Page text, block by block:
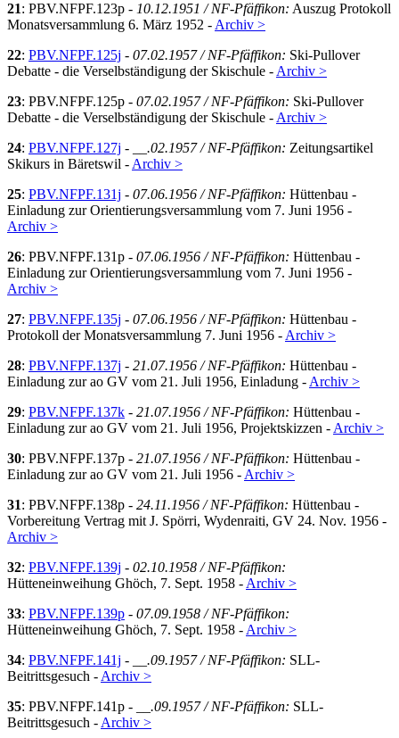
21: PBV.NFPF.123p - 10.12.1951 / NF-Pfäffikon: Auszug Protokoll
Monatsversammlung 6. März 1952 - Archiv >
22: PBV.NFPF.125j - 07.02.1957 / NF-Pfäffikon: Ski-Pullover
Debatte - die Verselbständigung der Skischule - Archiv >
23: PBV.NFPF.125p - 07.02.1957 / NF-Pfäffikon: Ski-Pullover
Debatte - die Verselbständigung der Skischule - Archiv >
24: PBV.NFPF.127j - __.02.1957 / NF-Pfäffikon: Zeitungsartikel
Skikurs in Bäretswil - Archiv >
25: PBV.NFPF.131j - 07.06.1956 / NF-Pfäffikon: Hüttenbau -
Einladung zur Orientierungsversammlung vom 7. Juni 1956 -
Archiv >
26: PBV.NFPF.131p - 07.06.1956 / NF-Pfäffikon: Hüttenbau -
Einladung zur Orientierungsversammlung vom 7. Juni 1956 -
Archiv >
27: PBV.NFPF.135j - 07.06.1956 / NF-Pfäffikon: Hüttenbau -
Protokoll der Monatsversammlung 7. Juni 1956 - Archiv >
28: PBV.NFPF.137j - 21.07.1956 / NF-Pfäffikon: Hüttenbau -
Einladung zur ao GV vom 21. Juli 1956, Einladung - Archiv >
29: PBV.NFPF.137k - 21.07.1956 / NF-Pfäffikon: Hüttenbau -
Einladung zur ao GV vom 21. Juli 1956, Projektskizzen - Archiv >
30: PBV.NFPF.137p - 21.07.1956 / NF-Pfäffikon: Hüttenbau -
Einladung zur ao GV vom 21. Juli 1956 - Archiv >
31: PBV.NFPF.138p - 24.11.1956 / NF-Pfäffikon: Hüttenbau -
Vorbereitung Vertrag mit J. Spörri, Wydenraiti, GV 24. Nov. 1956 -
Archiv >
32: PBV.NFPF.139j - 02.10.1958 / NF-Pfäffikon:
Hütteneinweihung Ghöch, 7. Sept. 1958 - Archiv >
33: PBV.NFPF.139p - 07.09.1958 / NF-Pfäffikon:
Hütteneinweihung Ghöch, 7. Sept. 1958 - Archiv >
34: PBV.NFPF.141j - __.09.1957 / NF-Pfäffikon: SLL-
Beitrittsgesuch - Archiv >
35: PBV.NFPF.141p - __.09.1957 / NF-Pfäffikon: SLL-
Beitrittsgesuch - Archiv >